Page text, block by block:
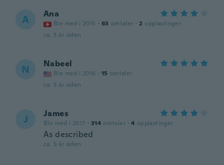
A Ana
Ble med i 2015 · 63 omtaler · 2 opplastinger
ca. 5 år siden
N Nabeel
Ble med i 2016 · 15 omtaler
ca. 5 år siden
J James
Ble med i 2017 · 314 omtaler · 4 opplastinger
As described
ca. 5 år siden